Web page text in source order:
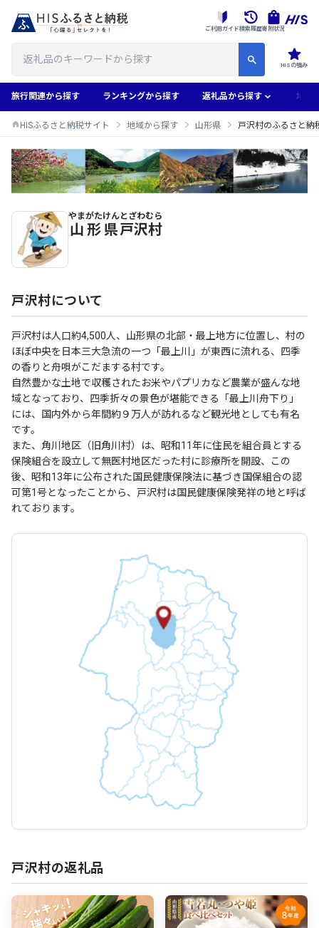
HISの強み
ご利用ガイド検索履歴寄附状況
旅行関連から探す ランキングから探す 返礼品から探す 地域
HISふるさと納税サイト 地域から探す 山形県 戸沢村のふるさと納
戸沢村のふるさと納税返礼品一覧
山形県
やまがたけん
戸沢村
とざわむら
戸沢村について
戸沢村は人口約4,500人、山形県の北部・最上地方に位置し、村の
ほぼ中央を日本三大急流の一つ「最上川」が東西に流れる、四季
の香りと舟唄がこだまする村です。
自然豊かな土地で収穫されたお米やパプリカなど農業が盛んな地
域となっており、四季折々の景色が堪能できる「最上川舟下り」
には、国内外から年間約９万人が訪れるなど観光地としても有名
です。
また、角川地区（旧角川村）は、昭和11年に住民を組合員とする
保険組合を設立して無医村地区だった村に診療所を開設、この
後、昭和13年に公布された国民健康保険法に基づき国保組合の認
可第1号となったことから、戸沢村は国民健康保険発祥の地と呼ば
れております。
戸沢村の返礼品